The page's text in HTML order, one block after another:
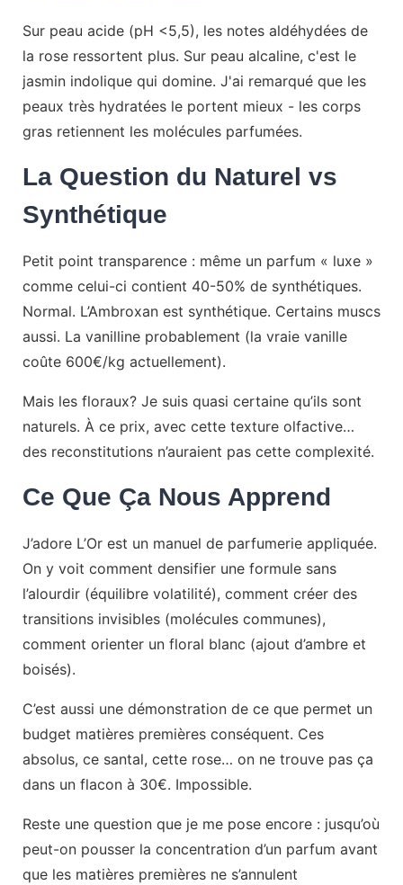
Sur peau acide (pH <5,5), les notes aldéhydées de
la rose ressortent plus. Sur peau alcaline, c'est le
jasmin indolique qui domine. J'ai remarqué que les
peaux très hydratées le portent mieux - les corps
gras retiennent les molécules parfumées.
La Question du Naturel vs
Synthétique
Petit point transparence : même un parfum « luxe »
comme celui-ci contient 40-50% de synthétiques.
Normal. L’Ambroxan est synthétique. Certains muscs
aussi. La vanilline probablement (la vraie vanille
coûte 600€/kg actuellement).
Mais les floraux? Je suis quasi certaine qu’ils sont
naturels. À ce prix, avec cette texture olfactive…
des reconstitutions n’auraient pas cette complexité.
Ce Que Ça Nous Apprend
J’adore L’Or est un manuel de parfumerie appliquée.
On y voit comment densifier une formule sans
l’alourdir (équilibre volatilité), comment créer des
transitions invisibles (molécules communes),
comment orienter un floral blanc (ajout d’ambre et
boisés).
C’est aussi une démonstration de ce que permet un
budget matières premières conséquent. Ces
absolus, ce santal, cette rose… on ne trouve pas ça
dans un flacon à 30€. Impossible.
Reste une question que je me pose encore : jusqu’où
peut-on pousser la concentration d’un parfum avant
que les matières premières ne s’annulent